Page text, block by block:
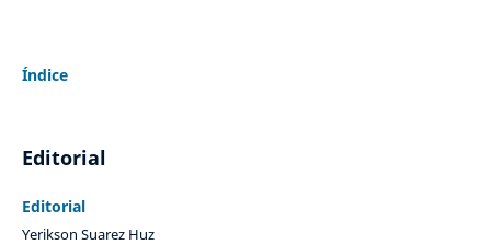
Índice
Editorial
Editorial
Yerikson Suarez Huz